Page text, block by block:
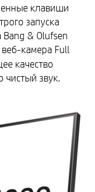
клавиши
запуска
& Olufsen
камера Full
качество
чистый звук.